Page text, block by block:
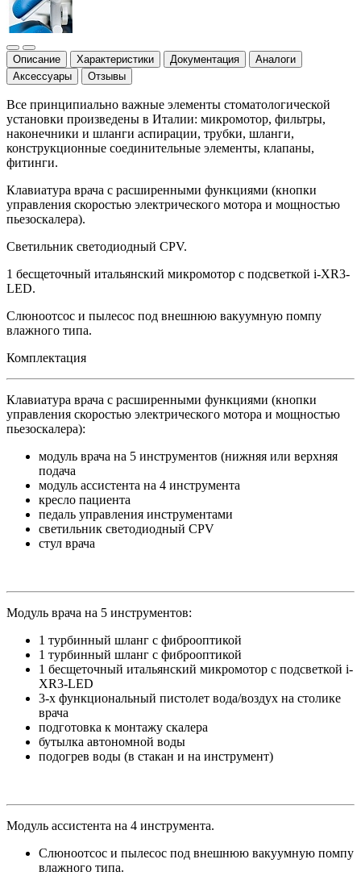
Описание Характеристики Документация
Аналоги
Аксессуары
Отзывы
Все принципиально важные элементы стоматологической
установки произведены в Италии: микромотор, фильтры,
наконечники и шланги аспирации, трубки, шланги,
конструкционные соединительные элементы, клапаны,
фитинги.
Клавиатура врача с расширенными функциями (кнопки
управления скоростью электрического мотора и мощностью
пьезоскалера).
Светильник светодиодный CPV.
1 бесщеточный итальянский микромотор с подсветкой i-XR3-
LED.
Слюноотсос и пылесос под внешнюю вакуумную помпу
влажного типа.
Комплектация
Клавиатура врача с расширенными функциями (кнопки
управления скоростью электрического мотора и мощностью
пьезоскалера):
модуль врача на 5 инструментов (нижняя или верхняя
подача
модуль ассистента на 4 инструмента
кресло пациента
педаль управления инструментами
светильник светодиодный CPV
стул врача
Модуль врача на 5 инструментов:
1 турбинный шланг с фиброоптикой
1 турбинный шланг c фиброоптикой
1 бесщеточный итальянский микромотор с подсветкой i-
XR3-LED
3-х функциональный пистолет вода/воздух на столике
врача
подготовка к монтажу скалера
бутылка автономной воды
подогрев воды (в стакан и на инструмент)
Модуль ассистента на 4 инструмента.
Cлюноотсос и пылесос под внешнюю вакуумную помпу
влажного типа.